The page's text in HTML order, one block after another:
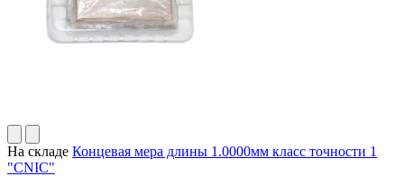
На складе Концевая мера длины 1.0000мм класс точности 1
"CNIC"